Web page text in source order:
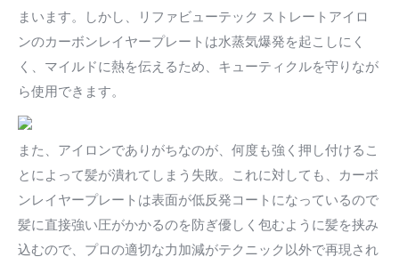
まいます。しかし、リファビューテック ストレートアイロ
ンのカーボンレイヤープレートは水蒸気爆発を起こしにく
く、マイルドに熱を伝えるため、キューティクルを守りなが
ら使用できます。
また、アイロンでありがちなのが、何度も強く押し付けるこ
とによって髪が潰れてしまう失敗。これに対しても、カーボ
ンレイヤープレートは表面が低反発コートになっているので
髪に直接強い圧がかかるのを防ぎ優しく包むように髪を挟み
込むので、プロの適切な力加減がテクニック以外で再現され